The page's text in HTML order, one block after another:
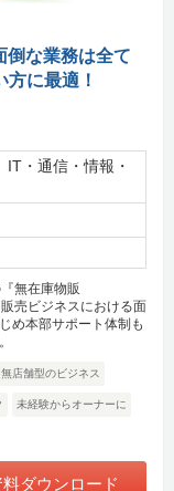
倒な業務は全て
に最適！
IT・通信・情報・
『無在庫物販
売ビジネスにおける面
め本部サポート体制も
無店舗型のビジネス
未経験からオーナーに
料ダウンロード